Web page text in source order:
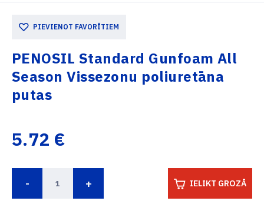
PIEVIENOT FAVORĪTIEM
PENOSIL Standard Gunfoam All
Season Vissezonu poliuretāna
putas
5.72 €
- + IELIKT GROZĀ